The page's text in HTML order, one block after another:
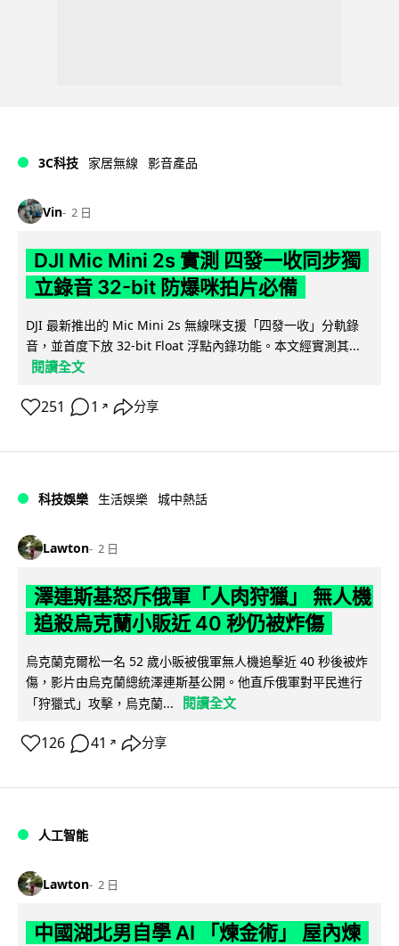
3C科技 家居無線 影音產品
Vin 2 日
DJI Mic Mini 2s 實測 四發一收同步獨
立錄音 32-bit 防爆咪拍片必備
DJI 最新推出的 Mic Mini 2s 無線咪支援「四發一收」分軌錄
音，並首度下放 32-bit Float 浮點內錄功能。本文經實測其...
閱讀全文
251 1 ↗ 分享
科技娛樂 生活娛樂 城中熱話
Lawton 2 日
澤連斯基怒斥俄軍「人肉狩獵」 無人機
追殺烏克蘭小販近 40 秒仍被炸傷
烏克蘭克爾松一名 52 歲小販被俄軍無人機追擊近 40 秒後被炸
傷，影片由烏克蘭總統澤連斯基公開。他直斥俄軍對平民進行
「狩獵式」攻擊，烏克蘭...
閱讀全文
126 41 ↗ 分享
人工智能
Lawton 2 日
中國湖北男自學 AI 「煉金術」 屋內煉